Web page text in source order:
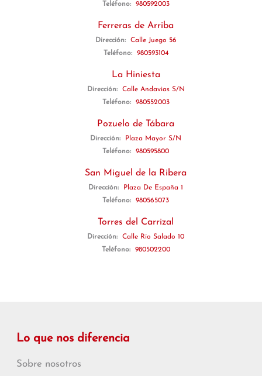
Teléfono:
980592003
Ferreras de Arriba
Dirección:
Calle Juego 56
Teléfono:
980593104
La Hiniesta
Dirección:
Calle Andavias S/N
Teléfono:
980552003
Pozuelo de Tábara
Dirección:
Plaza Mayor S/N
Teléfono:
980595800
San Miguel de la Ribera
Dirección:
Plaza De España 1
Teléfono:
980565073
Torres del Carrizal
Dirección:
Calle Río Salado 10
Teléfono:
980502200
Lo que nos diferencia
Sobre nosotros